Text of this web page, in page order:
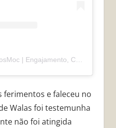
A post shared by EventosMoc | Engajamento, Credibilidade e Profissionalismo (@eventosmocoficial)
ferimentos e faleceu no
Walas foi testemunha
não foi atingida